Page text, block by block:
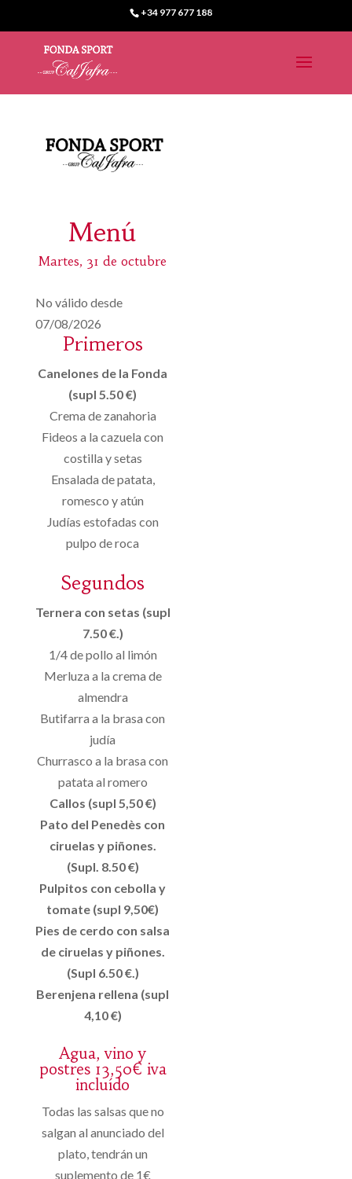
+34 977 677 188
Menú
Martes, 31 de octubre
No válido desde
07/08/2026
Primeros
Canelones de la Fonda
(supl 5.50 €)
Crema de zanahoria
Fideos a la cazuela con
costilla y setas
Ensalada de patata,
romesco y atún
Judías estofadas con
pulpo de roca
Segundos
Ternera con setas (supl
7.50 €.)
1/4 de pollo al limón
Merluza a la crema de
almendra
Butifarra a la brasa con
judía
Churrasco a la brasa con
patata al romero
Callos (supl 5,50 €)
Pato del Penedès con
ciruelas y piñones.
(Supl. 8.50 €)
Pulpitos con cebolla y
tomate (supl 9,50€)
Pies de cerdo con salsa
de ciruelas y piñones.
(Supl 6.50 €.)
Berenjena rellena (supl
4,10 €)
Agua, vino y
postres 13,50€ iva
incluído
Todas las salsas que no
salgan al anunciado del
plato, tendrán un
suplemento de 1€